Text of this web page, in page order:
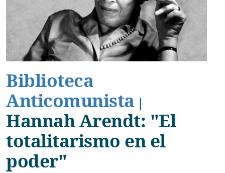
Biblioteca
Anticomunista |
Hannah Arendt: "El
totalitarismo en el
poder"